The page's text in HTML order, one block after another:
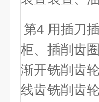
第4
柜、
渐开
线齿
用插刀
插削齿
铣削齿
铣削齿